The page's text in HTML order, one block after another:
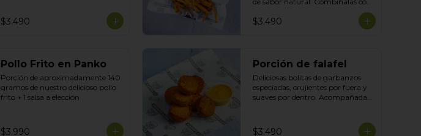
$3.490
cualquier plato y acompañala con
tu salsa preferida
$3.490
Pollo Frito en Panko
Porción de aproximadamente 140
gramos de nuestro delicioso pollo
frito + 1 salsa a elección
$3.990
Porción de falafel
Deliciosas bolitas de garbanzos
especiadas, crujientes por fuera y
suaves por dentro. Acompañadas
acompañamiento perfecto.
$3.490